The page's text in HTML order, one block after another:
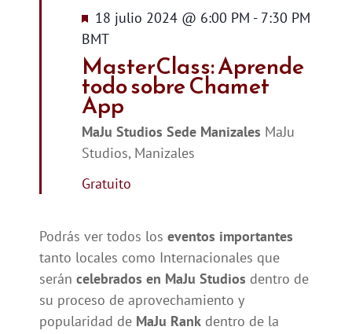
Destacado
18 julio 2024 @ 6:00 PM - 7:30 PM
BMT
MasterClass: Aprende
todo sobre Chamet
App
MaJu Studios Sede Manizales MaJu
Studios, Manizales
Gratuito
Podrás ver todos los eventos importantes
tanto locales como Internacionales que
serán celebrados en MaJu Studios dentro de
su proceso de aprovechamiento y
popularidad de MaJu Rankdentro de la